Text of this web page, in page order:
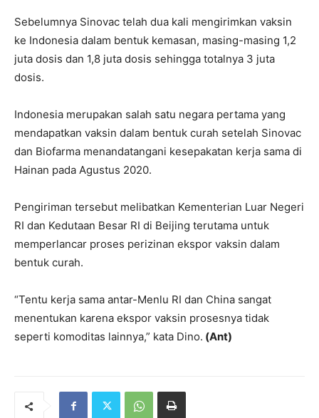
Sebelumnya Sinovac telah dua kali mengirimkan vaksin
ke Indonesia dalam bentuk kemasan, masing-masing 1,2
juta dosis dan 1,8 juta dosis sehingga totalnya 3 juta
dosis.
Indonesia merupakan salah satu negara pertama yang
mendapatkan vaksin dalam bentuk curah setelah Sinovac
dan Biofarma menandatangani kesepakatan kerja sama di
Hainan pada Agustus 2020.
Pengiriman tersebut melibatkan Kementerian Luar Negeri
RI dan Kedutaan Besar RI di Beijing terutama untuk
memperlancar proses perizinan ekspor vaksin dalam
bentuk curah.
“Tentu kerja sama antar-Menlu RI dan China sangat
menentukan karena ekspor vaksin prosesnya tidak
seperti komoditas lainnya,” kata Dino. (Ant)